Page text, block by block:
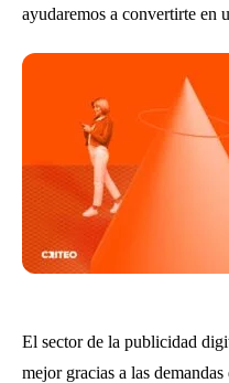
ayudaremos a convertirte en
El sector de la publicidad
mejor gracias a las